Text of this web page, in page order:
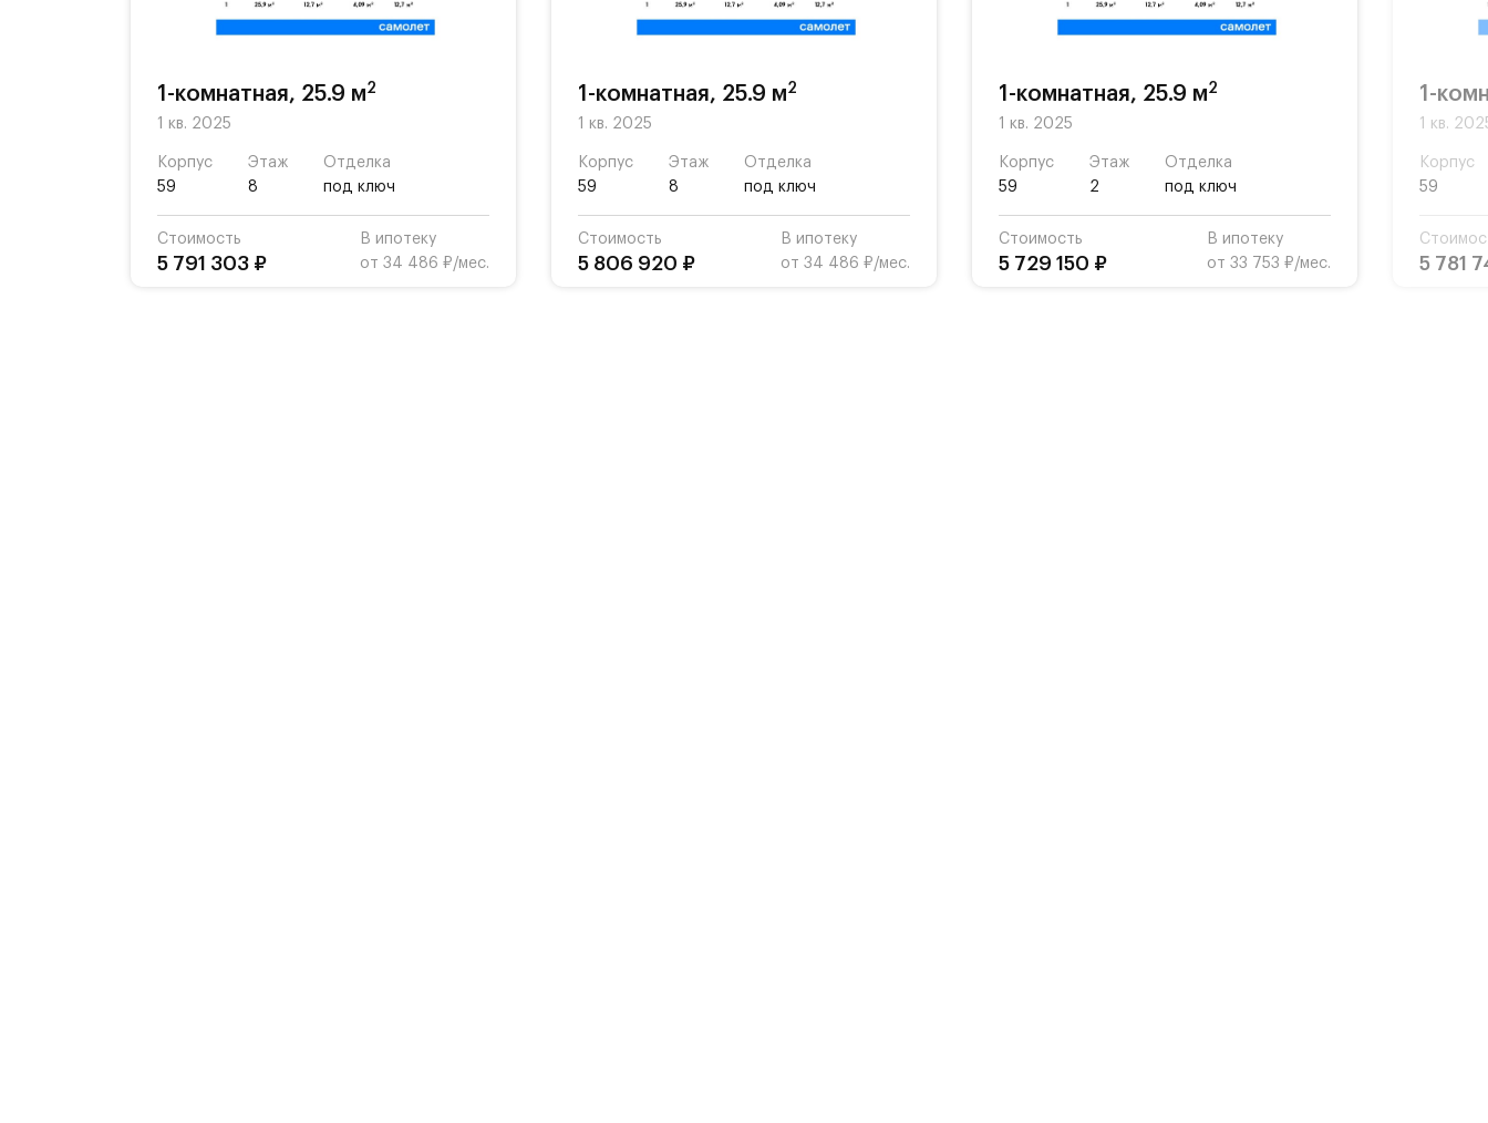
1-комнатная, 25.9 м2
1 кв. 2025
Корпус
59
Этаж
8
Отделка
под ключ
Стоимость
5 791 303 ₽
В ипотеку
от 34 486 ₽/мес.
1-комнатная, 25.9 м2
1 кв. 2025
Корпус
59
Этаж
8
Отделка
под ключ
Стоимость
5 806 920 ₽
В ипотеку
от 34 486 ₽/мес.
1-комнатная, 25.9 м2
1 кв. 2025
Корпус
59
Этаж
2
Отделка
под ключ
Стоимость
5 729 150 ₽
В ипотеку
от 33 753 ₽/мес.
1-
1 кв.
Корпус
59
5 781